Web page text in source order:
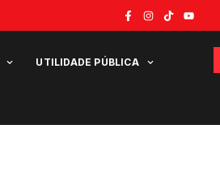
UTILIDADE PÚBLICA